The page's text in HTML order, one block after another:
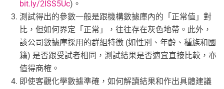
bit.ly/2ISS5Uc)。
測試得出的參數一般是跟機構數據庫內的「正常值」對
比，但如何界定「正常」，往往存在灰色地帶。此外，
該公司數據庫採用的群組特徵 (如性別、年齡、種族和國
籍) 是否跟受試者相同，測試結果是否適宜直接比較，亦
值得商榷。
即使客觀化學數據準確，如何解讀結果和作出具體建議